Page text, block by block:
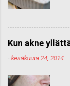
Kun akne
-kesäkuuta 24, 2014